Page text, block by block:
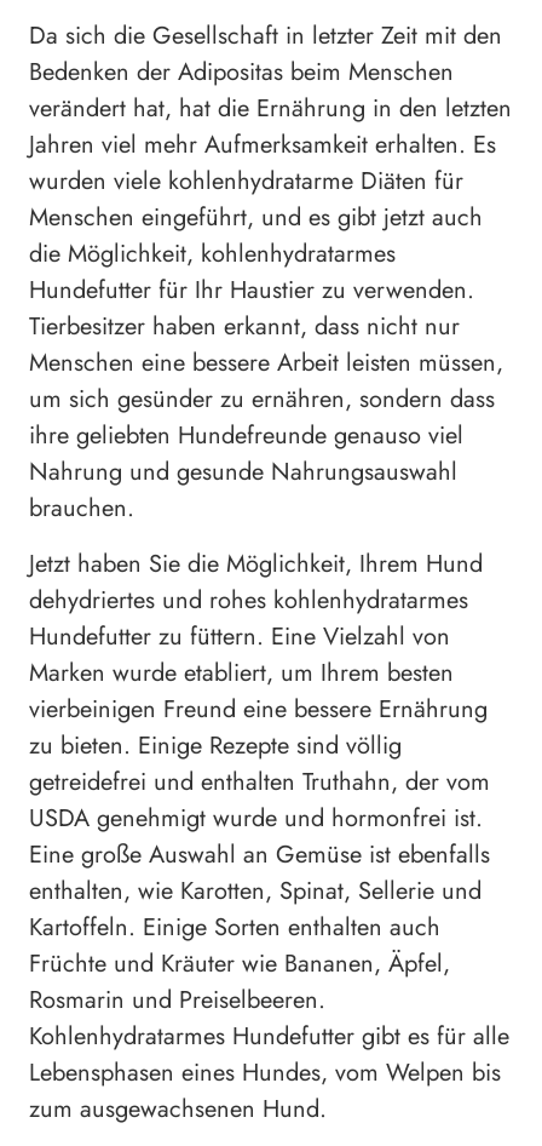
Da sich die Gesellschaft in letzter Zeit mit den
Bedenken der Adipositas beim Menschen
verändert hat, hat die Ernährung in den letzten
Jahren viel mehr Aufmerksamkeit erhalten. Es
wurden viele kohlenhydratarme Diäten für
Menschen eingeführt, und es gibt jetzt auch
die Möglichkeit, kohlenhydratarmes
Hundefutter für Ihr Haustier zu verwenden.
Tierbesitzer haben erkannt, dass nicht nur
Menschen eine bessere Arbeit leisten müssen,
um sich gesünder zu ernähren, sondern dass
ihre geliebten Hundefreunde genauso viel
Nahrung und gesunde Nahrungsauswahl
brauchen.
Jetzt haben Sie die Möglichkeit, Ihrem Hund
dehydriertes und rohes kohlenhydratarmes
Hundefutter zu füttern. Eine Vielzahl von
Marken wurde etabliert, um Ihrem besten
vierbeinigen Freund eine bessere Ernährung
zu bieten. Einige Rezepte sind völlig
getreidefrei und enthalten Truthahn, der vom
USDA genehmigt wurde und hormonfrei ist.
Eine große Auswahl an Gemüse ist ebenfalls
enthalten, wie Karotten, Spinat, Sellerie und
Kartoffeln. Einige Sorten enthalten auch
Früchte und Kräuter wie Bananen, Äpfel,
Rosmarin und Preiselbeeren.
Kohlenhydratarmes Hundefutter gibt es für alle
Lebensphasen eines Hundes, vom Welpen bis
zum ausgewachsenen Hund.